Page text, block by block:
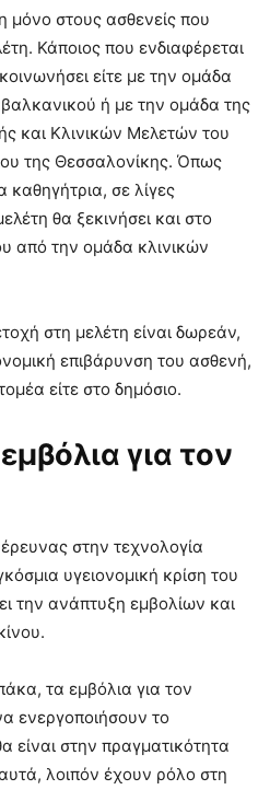
μόνο στους ασθενείς που
Κάποιος που ενδιαφέρεται
είτε με την ομάδα
ή με την ομάδα της
και Κλινικών Μελετών του
της Θεσσαλονίκης. Όπως
σε λίγες
θα ξεκινήσει και στο
από την ομάδα κλινικών
στη μελέτη είναι δωρεάν,
επιβάρυνση του ασθενή,
είτε στο δημόσιο.
για τον
στην τεχνολογία
υγειονομική κρίση του
την ανάπτυξη εμβολίων και
τα εμβόλια για τον
ενεργοποιήσουν το
είναι στην πραγματικότητα
λοιπόν έχουν ρόλο στη